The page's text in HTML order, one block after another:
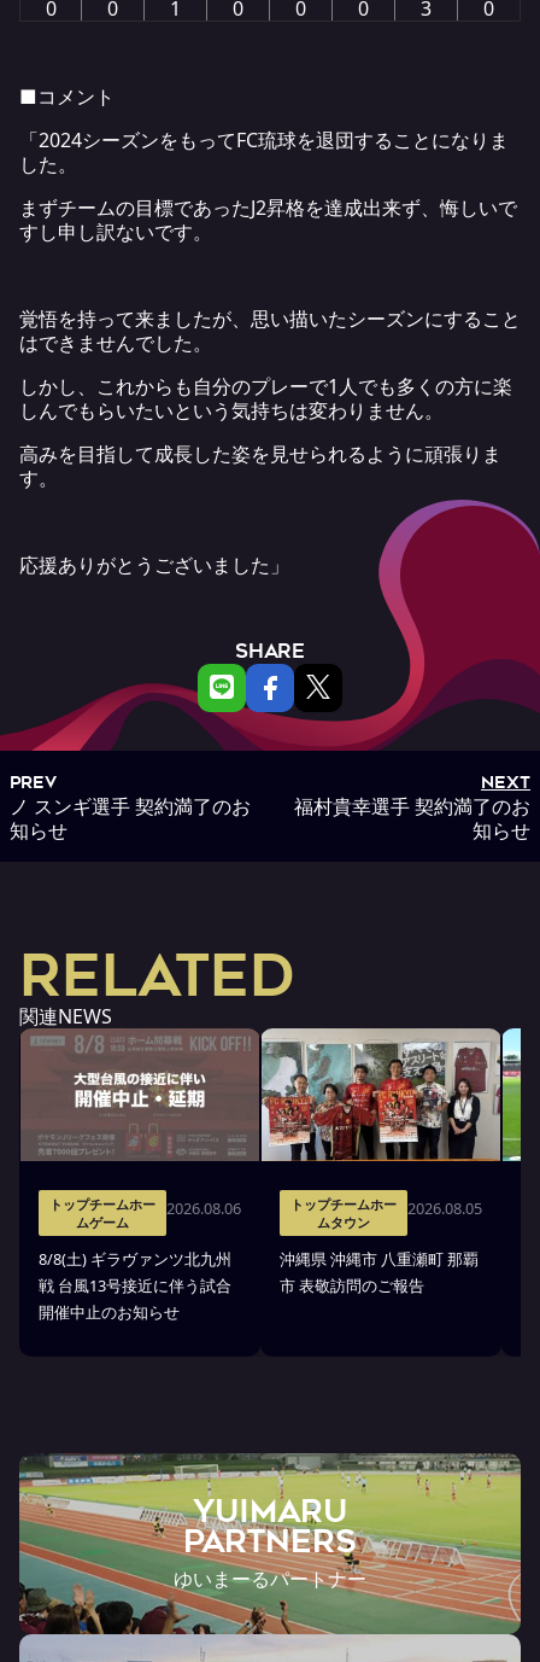
0 0 1 0 0 0 3 0
■コメント
「2024シーズンをもってFC琉球を退団することになりま
した。
まずチームの目標であったJ2昇格を達成出来ず、悔しいで
すし申し訳ないです。
覚悟を持って来ましたが、思い描いたシーズンにすること
はできませんでした。
しかし、これからも自分のプレーで1人でも多くの方に楽
しんでもらいたいという気持ちは変わりません。
高みを目指して成長した姿を見せられるように頑張りま
す。
応援ありがとうございました」
SHARE
PREV
ノ スンギ選手 契約満了のお
知らせ
NEXT
福村貴幸選手 契約満了のお
知らせ
RELATED
関連NEWS
トップチームホー
ムゲーム
2026.08.06
8/8(土) ギラヴァンツ北九州
戦 台風13号接近に伴う試合
開催中止のお知らせ
トップチームホー
ムタウン
2026.08.05
沖縄県 沖縄市 八重瀬町 那覇
市 表敬訪問のご報告
YUIMARU
Partners
ゆいまーるパートナー